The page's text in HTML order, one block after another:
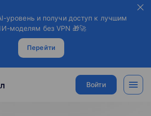
уровень и получи доступ к лучшим
моделям без VPN 🎁🚀
Перейти
Войти